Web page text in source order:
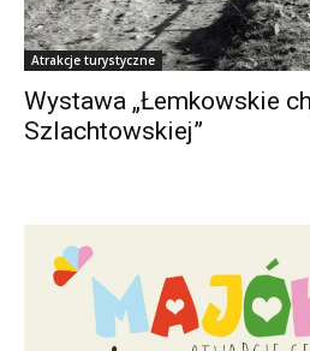
Atrakcje turystyczne
Wystawa „Łemkowskie
Szlachtowskiej”